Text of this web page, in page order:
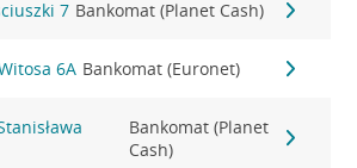
7 Bankomat (Planet Cash)
6A Bankomat (Euronet)
Bankomat (Planet
Cash)